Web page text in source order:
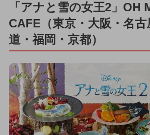
「アナと雪の女王2」OH
CAFE（東京・大阪・名古
道・福岡・京都）